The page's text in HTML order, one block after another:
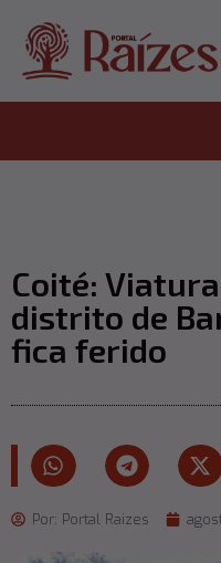
Coité:
distrito de
fica ferido
Por: Portal Raizes